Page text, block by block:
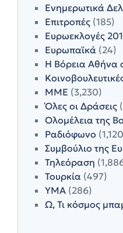
Ενημερωτικά
Επιτροπές (185)
Ευρωεκλογές
Ευρωπαϊκά (24)
Η Βόρεια Αθήνα
ΜΜΕ (3,230)
Όλες οι Δράσεις
Ολομέλεια της
Ραδιόφωνο
Συμβούλιο της
Τηλεόραση
Τουρκία (497)
ΥΜΑ (286)
Ω, Τι κόσμος